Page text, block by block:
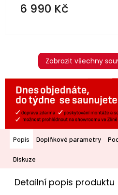
6 990 Kč
Zobrazit všechny
Popis Doplňkové parametry
Diskuze
Detailní popis produktu